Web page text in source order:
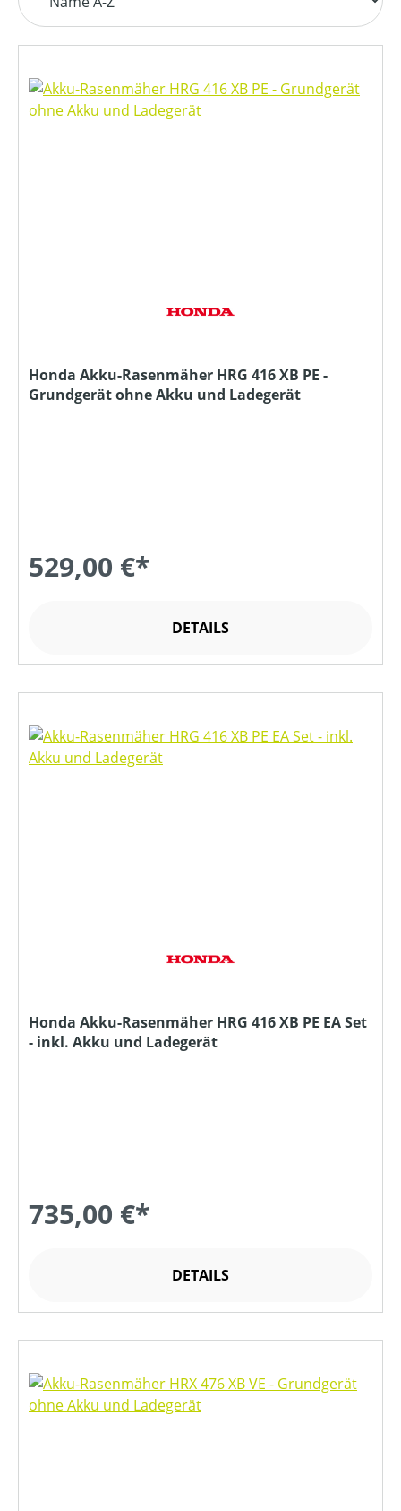
Honda Akku-Rasenmäher HRG 416 XB PE -
Grundgerät ohne Akku und Ladegerät
529,00 €*
DETAILS
Honda Akku-Rasenmäher HRG 416 XB PE EA Set
- inkl. Akku und Ladegerät
735,00 €*
DETAILS